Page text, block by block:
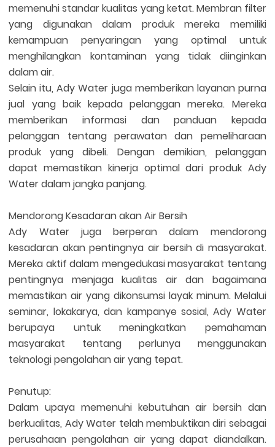
memenuhi standar kualitas yang ketat. Membran filter
yang digunakan dalam produk mereka memiliki
kemampuan penyaringan yang optimal untuk
menghilangkan kontaminan yang tidak diinginkan
dalam air.
Selain itu, Ady Water juga memberikan layanan purna
jual yang baik kepada pelanggan mereka. Mereka
memberikan informasi dan panduan kepada
pelanggan tentang perawatan dan pemeliharaan
produk yang dibeli. Dengan demikian, pelanggan
dapat memastikan kinerja optimal dari produk Ady
Water dalam jangka panjang.
Mendorong Kesadaran akan Air Bersih
Ady Water juga berperan dalam mendorong
kesadaran akan pentingnya air bersih di masyarakat.
Mereka aktif dalam mengedukasi masyarakat tentang
pentingnya menjaga kualitas air dan bagaimana
memastikan air yang dikonsumsi layak minum. Melalui
seminar, lokakarya, dan kampanye sosial, Ady Water
berupaya untuk meningkatkan pemahaman
masyarakat tentang perlunya menggunakan
teknologi pengolahan air yang tepat.
Penutup:
Dalam upaya memenuhi kebutuhan air bersih dan
berkualitas, Ady Water telah membuktikan diri sebagai
perusahaan pengolahan air yang dapat diandalkan.